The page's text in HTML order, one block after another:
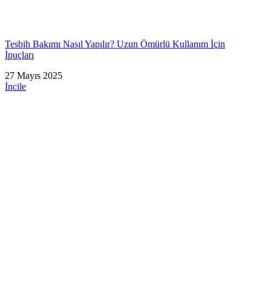
Tesbih Bakımı Nasıl Yapılır? Uzun Ömürlü Kullanım İçin
İpuçları
27 Mayıs 2025
İncile